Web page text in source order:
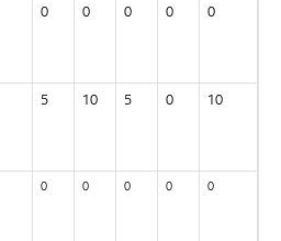
0 0 0 0 0
5 10 5 0 10
0 0 0 0 0